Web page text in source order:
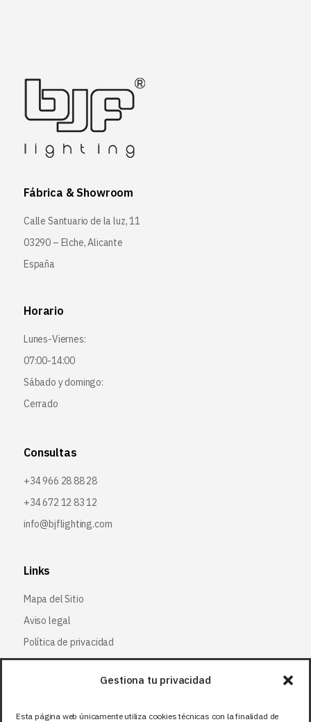
Gestiona tu privacidad
Esta página web únicamente utiliza cookies técnicas con la finalidad de
Fábrica & Showroom
Calle Santuario de la luz, 11
03290 – Elche, Alicante
España
Horario
Lunes-Viernes:
07:00-14:00
Sábado y domingo:
Cerrado
Consultas
+34 966 28 88 28
+34 672 12 83 12
info@bjflighting.com
Links
Mapa del Sitio
Aviso legal
Política de privacidad
Política de cookies
Síguenos